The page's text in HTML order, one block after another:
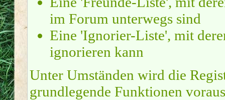
im Forum unterwegs sind
Eine 'Ignorier-Liste', mit
ignorieren kann
Unter Umständen wird die
grundlegende Funktionen